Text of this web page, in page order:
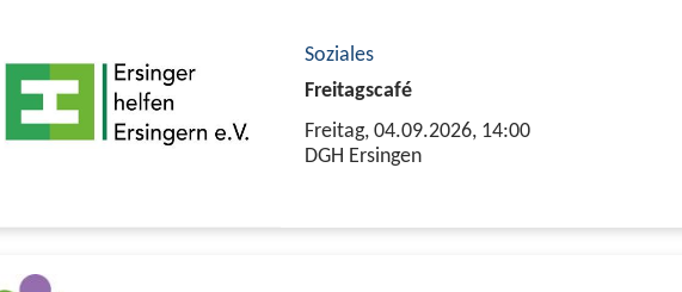
Soziales
Freitagscafé
Freitag, 04.09.2026, 14:00
DGH Ersingen